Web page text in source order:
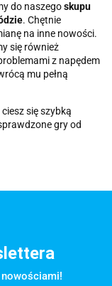
do naszegoskupu
. Chętnie
na inne nowości.
się również
z napędem
mu pełną
się szybką
gry od